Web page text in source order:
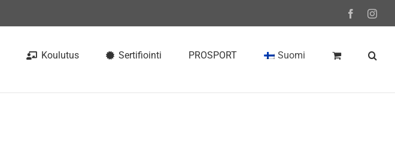
Facebook
Koulutus Sertifiointi PROSPORT Suomi